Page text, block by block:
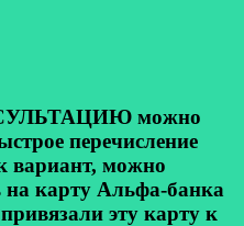
можно
перечисление
можно
на карту Альфа-банка
эту карту к